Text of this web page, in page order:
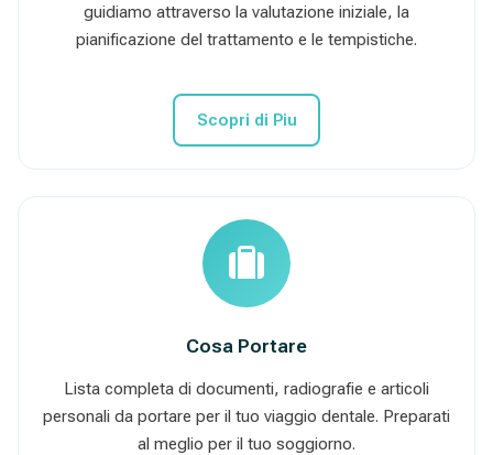
guidiamo attraverso la valutazione iniziale, la
pianificazione del trattamento e le tempistiche.
Scopri di Piu
Cosa Portare
Lista completa di documenti, radiografie e articoli
personali da portare per il tuo viaggio dentale. Preparati
al meglio per il tuo soggiorno.